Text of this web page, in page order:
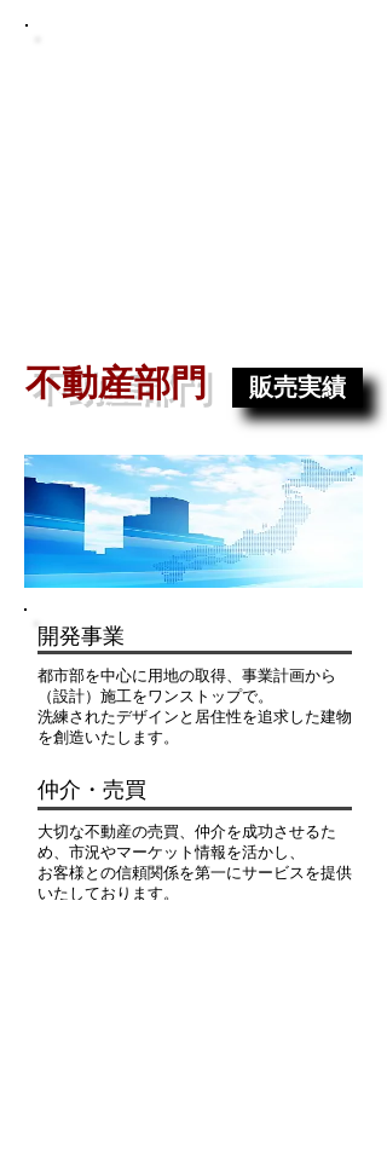
不動産部門 販売実績
開発事業
都市部を中心に用地の取得、事業計画から
（設計）施工をワンストップで。
洗練されたデザインと居住性を追求した建物
を創造いたします。
​仲介・売買
大切な不動産の売買、仲介を成功させるた
め、市況やマーケット情報を活かし、
お客様との信頼関係を第一にサービスを提供
いたしております。